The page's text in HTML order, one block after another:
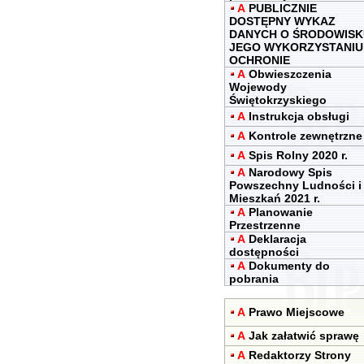
A PUBLICZNIE
DOSTĘPNY WYKAZ
DANYCH O
JEGO
OCHRONIE
A Obwieszczenia
Wojewody
Świętokrzyskiego
A Instrukcja obsługi
A Kontrole zewnętrzne
A Spis Rolny 2020 r.
A Narodowy Spis
Powszechny Ludności i
Mieszkań 2021 r.
A Planowanie
Przestrzenne
A Deklaracja
dostępności
A Dokumenty do
pobrania
A Prawo Miejscowe
A Jak załatwić sprawę
A Redaktorzy Strony